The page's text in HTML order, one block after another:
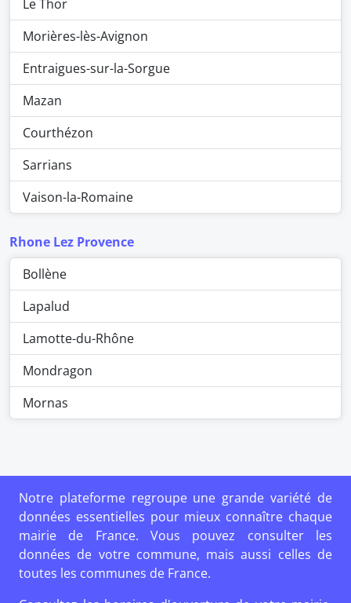
Le Thor
Morières-lès-Avignon
Entraigues-sur-la-Sorgue
Mazan
Courthézon
Sarrians
Vaison-la-Romaine
Rhone Lez Provence
Bollène
Lapalud
Lamotte-du-Rhône
Mondragon
Mornas
Notre plateforme regroupe une grande variété de
données essentielles pour mieux connaître chaque
mairie de France. Vous pouvez consulter les
données de votre commune, mais aussi celles de
toutes les communes de France.